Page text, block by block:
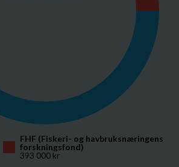
FHF (Fiskeri- og havbruksnæringens
forskningsfond)
393 000 kr